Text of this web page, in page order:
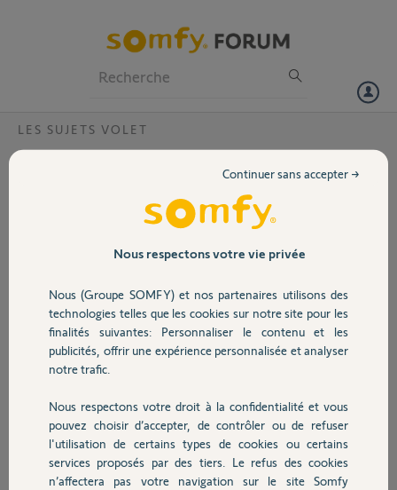
Volet
Sécurité
Domotique
Chauffage
Autres produits
LES SUJETS VOLET
compatibilité module 2401162 avec
est ce que le module 2401162 fonctionne avec la télécommande io
il y a plus de 12 ans
Participer au fil de discussion
Les micro-modules RTS ne peuvent être pilotés que par des points de
commande RTS. Donc non.
John Snow il y a plus de 12 ans
Nous respectons votre vie privée
Nous (Groupe SOMFY) et nos partenaires utilisons des
technologies telles que les cookies sur notre site pour les
finalités suivantes: Personnaliser le contenu et les
publicités, offrir une expérience personnalisée et analyser
notre trafic.
Nous respectons votre droit à la confidentialité et vous
pouvez choisir d’accepter, de contrôler ou de refuser
l'utilisation de certains types de cookies ou certains
services proposés par des tiers. Le refus des cookies
n’affectera pas votre navigation sur le site Somfy
Continuer sans accepter →